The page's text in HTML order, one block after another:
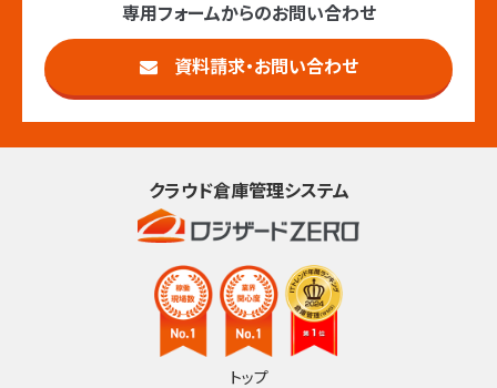
専用フォームからのお問い合わせ
資料請求・お問い合わせ
クラウド倉庫管理システム
トップ